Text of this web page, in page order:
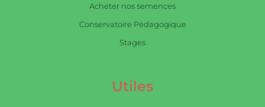
Acheter nos semences
Conservatoire Pédagogique
Stages
Utiles